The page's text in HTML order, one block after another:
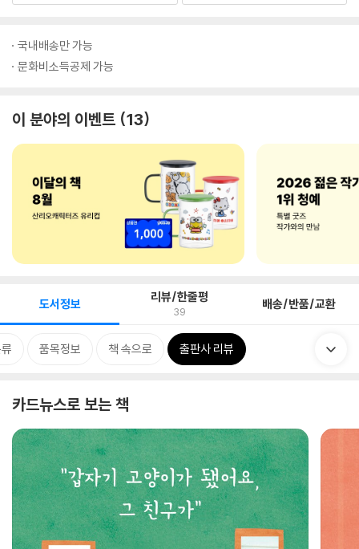
국내배송만 가능
문화비소득공제 가능
이 분야의 이벤트 13
도서정보 리뷰/한줄평
39 배송/반품/교환
품목정보 책 속으로 출판사 리뷰
카드뉴스로 보는 책